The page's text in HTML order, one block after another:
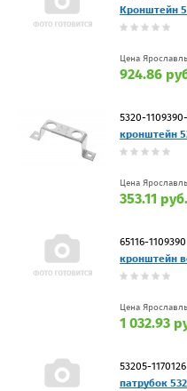
Кронштейн
Цена
924.86
5320-
кронштейн
Цена
353.11 руб.
65116-1109390
кронштейн
Цена
1 032.93
53205-1170126
патрубок